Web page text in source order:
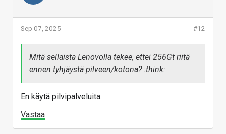
#12
Sep 07, 2025
Mitä sellaista Lenovolla tekee, ettei 256Gt riitä
ennen tyhjäystä pilveen/kotona? :think:
En käytä pilvipalveluita.
Vastaa